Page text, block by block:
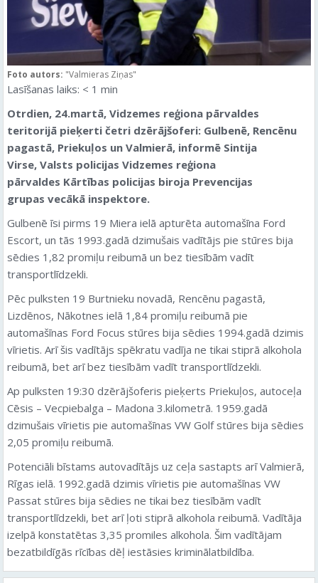
Foto autors: "Valmieras Ziņas"
Lasīšanas laiks: < 1 min
Otrdien, 24.martā, Vidzemes reģiona pārvaldes
teritorijā pieķerti četri dzērājšoferi: Gulbenē, Rencēnu
pagastā, Priekuļos un Valmierā, informē Sintija
Virse, Valsts policijas Vidzemes reģiona
pārvaldes Kārtības policijas biroja Prevencijas
grupas vecākā inspektore.
Gulbenē īsi pirms 19 Miera ielā apturēta automašīna Ford
Escort, un tās 1993.gadā dzimušais vadītājs pie stūres bija
sēdies 1,82 promiļu reibumā un bez tiesībām vadīt
transportlīdzekli.
Pēc pulksten 19 Burtnieku novadā, Rencēnu pagastā,
Lizdēnos, Nākotnes ielā 1,84 promiļu reibumā pie
automašīnas Ford Focus stūres bija sēdies 1994.gadā dzimis
vīrietis. Arī šis vadītājs spēkratu vadīja ne tikai stiprā alkohola
reibumā, bet arī bez tiesībām vadīt transportlīdzekli.
Ap pulksten 19:30 dzērājšoferis pieķerts Priekuļos, autoceļa
Cēsis – Vecpiebalga – Madona 3.kilometrā. 1959.gadā
dzimušais vīrietis pie automašīnas VW Golf stūres bija sēdies
2,05 promiļu reibumā.
Potenciāli bīstams autovadītājs uz ceļa sastapts arī Valmierā,
Rīgas ielā. 1992.gadā dzimis vīrietis pie automašīnas VW
Passat stūres bija sēdies ne tikai bez tiesībām vadīt
transportlīdzekli, bet arī ļoti stiprā alkohola reibumā. Vadītāja
izelpā konstatētas 3,35 promiles alkohola. Šim vadītājam
bezatbildīgās rīcības dēļ iestāsies kriminālatbildība.